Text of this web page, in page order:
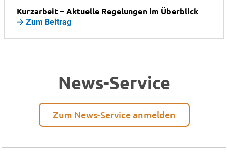
Kurzarbeit – Aktuelle Regelungen im Überblick
Zum Beitrag
News-Service
Zum News-Service anmelden